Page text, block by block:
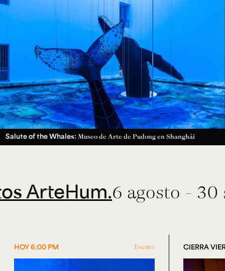
Salute of the Whales: Museo de Arte de Pudong en Shanghái
6 agosto - 30
HOY 6:00 PM Evento CIERRA